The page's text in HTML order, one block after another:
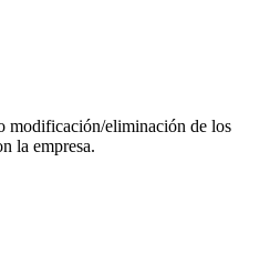
modificación/eliminación de los
la empresa.